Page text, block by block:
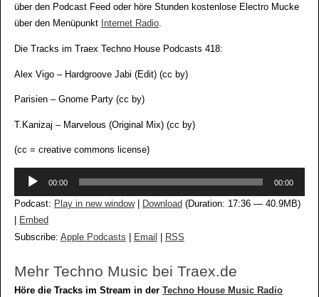
über den Podcast Feed oder höre Stunden kostenlose Electro Mucke
über den Menüpunkt Internet Radio.
Die Tracks im Traex Techno House Podcasts 418:
Alex Vigo – Hardgroove Jabi (Edit) (cc by)
Parisien – Gnome Party (cc by)
T.Kanizaj – Marvelous (Original Mix) (cc by)
(cc = creative commons license)
Audio-
00:00 00:00
Podcast: Play in new window| Download (Duration: 17:36 — 40.9MB)
Embed
Subscribe: Apple Podcasts Email RSS
Mehr Techno Music bei Traex.de
Höre die Tracks im Stream in der Techno House Music Radio